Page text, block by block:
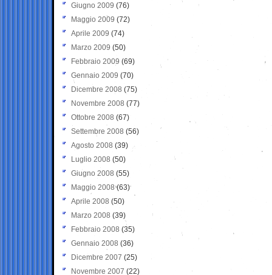
Giugno 2009 (76)
Maggio 2009 (72)
Aprile 2009 (74)
Marzo 2009 (50)
Febbraio 2009 (69)
Gennaio 2009 (70)
Dicembre 2008 (75)
Novembre 2008 (77)
Ottobre 2008 (67)
Settembre 2008 (56)
Agosto 2008 (39)
Luglio 2008 (50)
Giugno 2008 (55)
Maggio 2008(63)
Aprile 2008 (50)
Marzo 2008 (39)
Febbraio 2008 (35)
Gennaio 2008 (36)
Dicembre 2007 (25)
Novembre 2007 (22)